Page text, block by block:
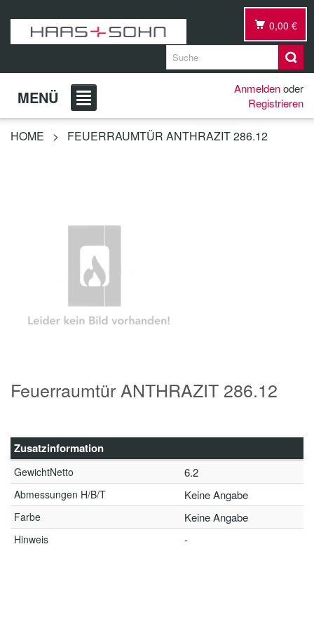
0,00 €
MENÜ Anmeldenoder
Registrieren
HOME > FEUERRAUMTÜR ANTHRAZIT 286.12
Feuerraumtür ANTHRAZIT 286.12
Zusatzinformation
GewichtNetto 6.2
Abmessungen H/B/T Keine Angabe
Farbe Keine Angabe
Hinweis -